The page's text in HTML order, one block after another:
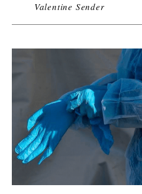
Valentine Sender